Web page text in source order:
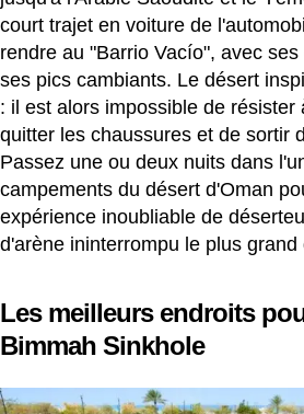
court trajet en voiture de
rendre au "Barrio Vacío", avec
ses pics cambiants. Le désert
: il est alors impossible de résister
quitter les chaussures et de sortir
Passez une ou deux nuits dans
campements du désert d'Oman
expérience inoubliable de
d'arène ininterrompu le plus grand
Les meilleurs endroits
Bimmah Sinkhole